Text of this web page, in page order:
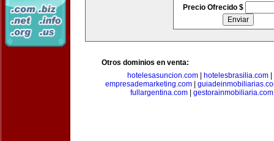
Precio Ofrecido $
Otros dominios en venta:
hotelesasuncion.com| hotelesbrasilia.com|
empresademarketing.com|
fullargentina.com
gestorainmobiliaria.com